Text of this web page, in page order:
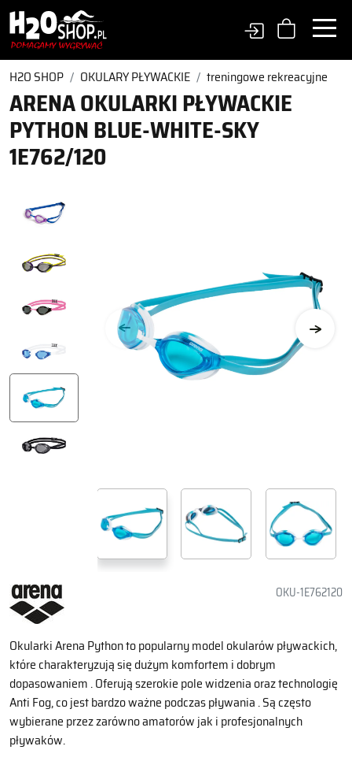
H2O SHOP OKULARY PŁYWACKIE treningowe rekreacyjne
ARENA OKULARKI PŁYWACKIE
PYTHON BLUE-WHITE-SKY
1E762/120
OKU-1E762120
Okularki Arena Python to popularny model okularów pływackich,
które charakteryzują się dużym komfortem i dobrym
dopasowaniem . Oferują szerokie pole widzenia oraz technologię
Anti Fog, co jest bardzo ważne podczas pływania . Są często
wybierane przez zarówno amatorów jak i profesjonalnych
pływaków.